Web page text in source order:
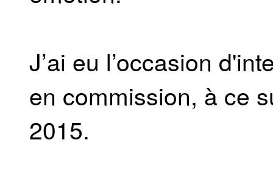
J’ai eu l’occasion
en commission, à ce
2015.